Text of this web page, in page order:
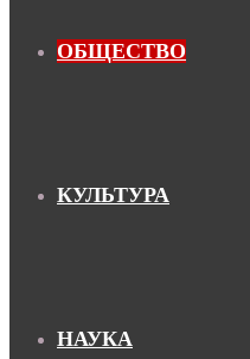
ОБЩЕСТВО
КУЛЬТУРА
НАУКА